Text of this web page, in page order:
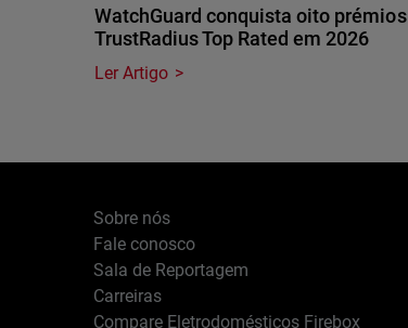
WatchGuard conquista oito prémios
TrustRadius Top Rated em 2026
Ler Artigo
Sobre nós
Fale conosco
Sala de Reportagem
Carreiras
Compare Eletrodomésticos Firebox